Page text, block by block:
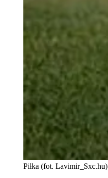
Piłka (fot. Lavimir_Sxc.hu)